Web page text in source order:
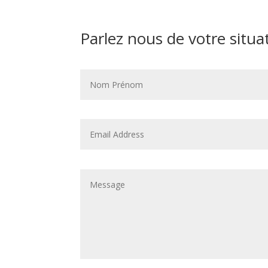
Parlez nous de votre